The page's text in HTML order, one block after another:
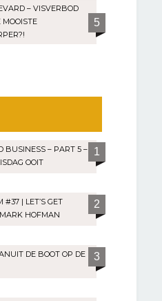
– VISVERBOD
MOOISTE
5
BUSINESS – PART 5 –
OOIT
1
#37 | LET’S GET
HOFMAN
2
DE BOOT OP DE
3